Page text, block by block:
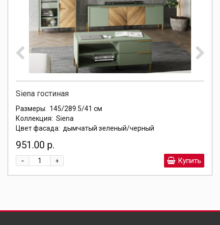
Siena гостиная
Размеры: 145/289.5/41 см
Коллекция: Siena
Цвет фасада: дымчатый зеленый/черный
951.00 р.
+
- Купить